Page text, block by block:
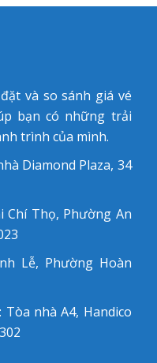
và so sánh giá vé
bạn có những trải
trình của mình.
Diamond Plaza, 34
Chí Thọ, Phường An
Lễ, Phường Hoàn
nhà A4, Handico